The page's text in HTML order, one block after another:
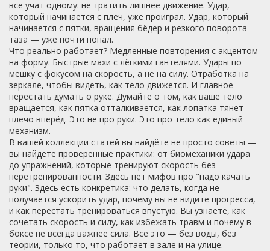
все учат одному: не тратить лишнее движение. Удар,
который начинается с плеч, уже проиграл. Удар, который
начинается с пятки, вращения бёдер и резкого поворота
таза — уже почти попал.
Что реально работает? Медленные повторения с акцентом
на форму. Быстрые махи с лёгкими гантелями. Удары по
мешку с фокусом на скорость, а не на силу. Отработка на
зеркале, чтобы видеть, как тело движется. И главное —
перестать думать о руке. Думайте о том, как ваше тело
вращается, как пятка отталкивается, как лопатка тянет
плечо вперёд. Это не про руки. Это про тело как единый
механизм.
В вашей коллекции статей вы найдёте не просто советы —
вы найдёте проверенные практики: от биомеханики удара
до упражнений, которые тренируют скорость без
перетренированности. Здесь нет мифов про "надо качать
руки". Здесь есть конкретика: что делать, когда не
получается ускорить удар, почему вы не видите прогресса,
и как перестать тренироваться впустую. Вы узнаете, как
сочетать скорость и силу, как избежать травм и почему в
боксе не всегда важнее сила. Всё это — без воды, без
теории, только то, что работает в зале и на улице.